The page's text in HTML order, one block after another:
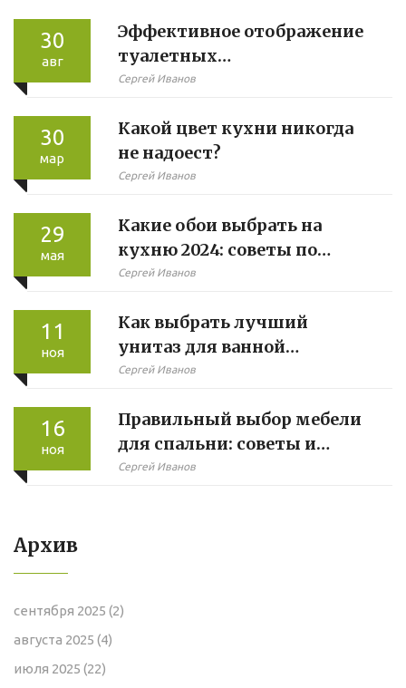
30
авг
Эффективное отображение
туалетных
принадлежностей: Советы и
Сергей Иванов
30
мар
Какой цвет кухни никогда
не надоест?
Сергей Иванов
29
мая
Какие обои выбрать на
кухню 2024: советы по
выбору и тренды
Сергей Иванов
11
ноя
Как выбрать лучший
унитаз для ванной
комнаты: советы и
Сергей Иванов
16
ноя
Правильный выбор мебели
для спальни: советы и
рекомендации
Сергей Иванов
Архив
сентября 2025 (2)
августа 2025 (4)
июля 2025 (22)